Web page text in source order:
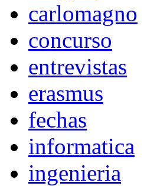
carlomagno
concurso
entrevistas
erasmus
fechas
informatica
ingenieria